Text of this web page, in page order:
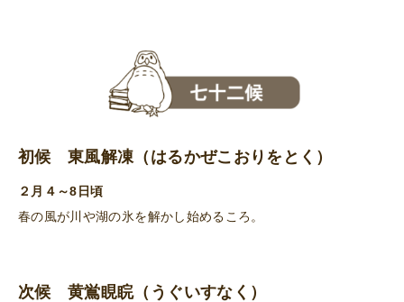
初候 東風解凍（はるかぜこおりをとく）
２月４～8日頃
春の風が川や湖の氷を解かし始めるころ。
次候 黄鴬睍睆（うぐいすなく）